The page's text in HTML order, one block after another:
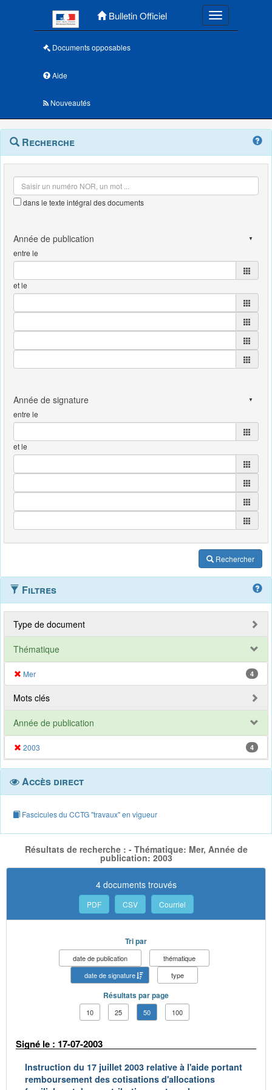
Bulletin Officiel Toggle
Documents opposables
Aide
Nouveautés
Navigation
outils
Menu
contextuel
Recherche
dans le texte intégral des documents
entre le
et le
entre le
et le
Rechercher
Filtres
Type de document
Thématique
Mer 4
Mots clés
Année de publication
2003 4
Accès direct
Fascicules du CCTG "travaux" en vigueur
Résultats de recherche : - Thématique: Mer, Année de
publication: 2003
4 documents trouvés
PDF CSV Courriel
Tri par
date de publication
thématique
date de signature
type
Résultats par page
10 25 50 100
Signé le : 17-07-2003
Instruction du 17 juillet 2003 relative à l'aide portant
remboursement des cotisations d'allocations